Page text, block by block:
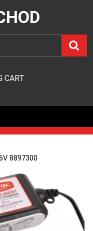
CART
8897300